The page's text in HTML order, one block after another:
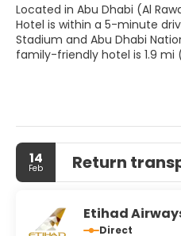
Located in Abu Dhabi (Al
Hotel is within a 5-minute
Stadium and Abu Dhabi
family-friendly hotel is 1.9 mi
Relax at the full-service spa,
massages, body
appreciate the recreational
outdoor pools, a steam
center. Additional features
complimentary wireless
and sand is a breeze with
14
Feb Return
Etihad
Direct